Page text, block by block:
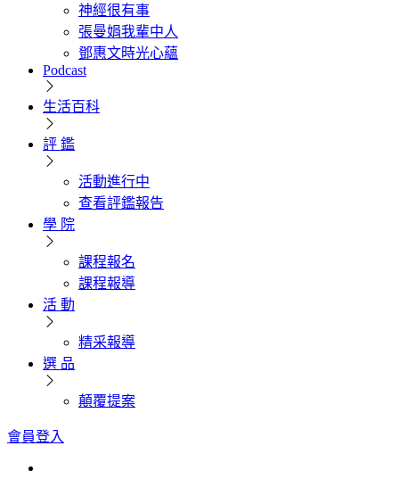
神經很有事
張曼娟我輩中人
鄧惠文時光心蘊
Podcast
生活百科
評 鑑
活動進行中
查看評鑑報告
學 院
課程報名
課程報導
活 動
精采報導
選 品
顛覆提案
會員登入